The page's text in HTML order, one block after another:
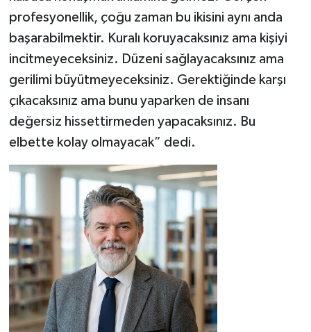
profesyonellik, çoğu zaman bu ikisini aynı anda
başarabilmektir. Kuralı koruyacaksınız ama kişiyi
incitmeyeceksiniz. Düzeni sağlayacaksınız ama
gerilimi büyütmeyeceksiniz. Gerektiğinde karşı
çıkacaksınız ama bunu yaparken de insanı
değersiz hissettirmeden yapacaksınız. Bu
elbette kolay olmayacak” dedi.